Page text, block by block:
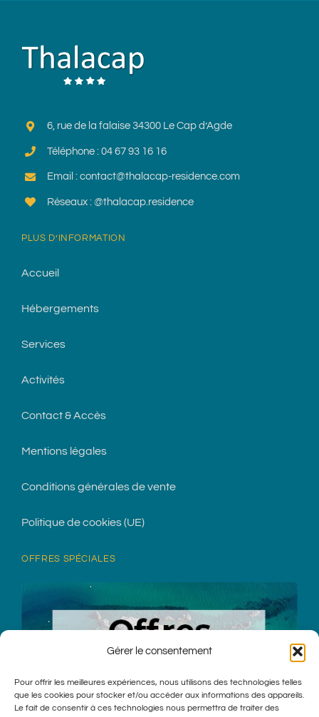
Gérer le consentement
Pour offrir les meilleures expériences, nous utilisons des technologies telles
que les cookies pour stocker et/ou accéder aux informations des appareils.
Le fait de consentir à ces technologies nous permettra de traiter des
6, rue de la falaise 34300 Le Cap d’Agde
Téléphone : 04 67 93 16 16
Email : contact@thalacap-residence.com
Réseaux : @thalacap.residence
PLUS D’INFORMATION
Accueil
Hébergements
Services
Activités
Contact & Accès
Mentions légales
Conditions générales de vente
Politique de cookies (UE)
OFFRES SPÉCIALES